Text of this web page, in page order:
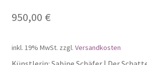
950,00 €
inkl. 19% MwSt. zzgl. Versandkosten